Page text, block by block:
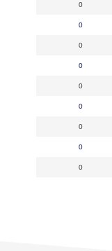
0
0
0
0
0
0
0
0
0